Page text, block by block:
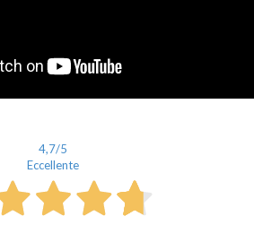
4,7/5
Eccellente